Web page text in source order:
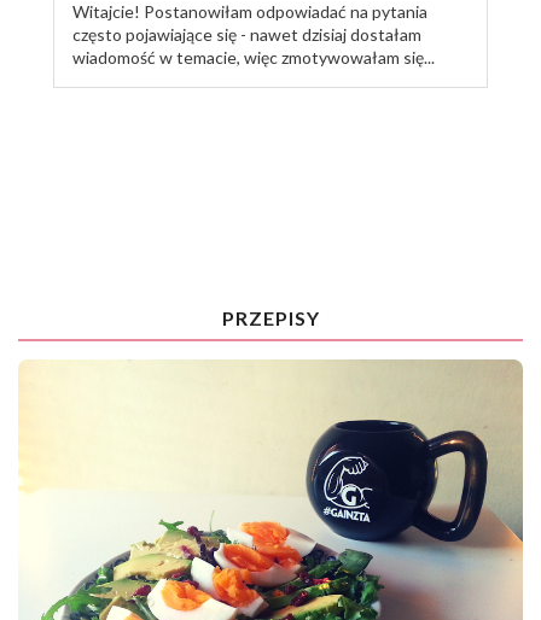
Witajcie! Postanowiłam odpowiadać na pytania
często pojawiające się - nawet dzisiaj dostałam
wiadomość w temacie, więc zmotywowałam się...
PRZEPISY